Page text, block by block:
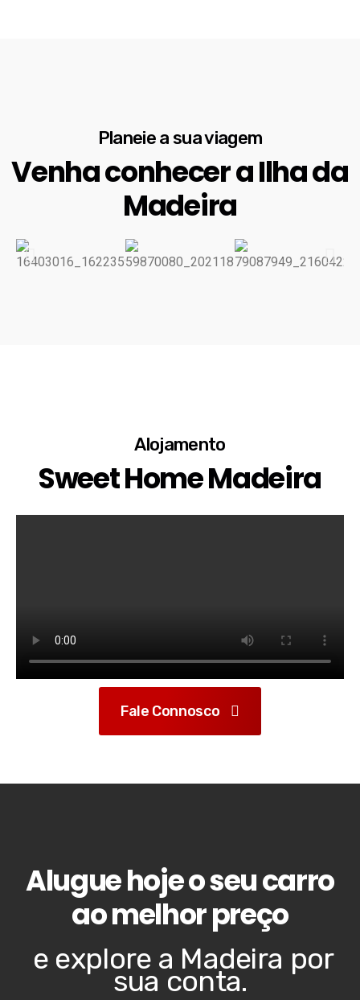
Planeie a sua viagem
Venha conhecer a Ilha da
Madeira
Alojamento
Sweet Home Madeira
Fale Connosco
Alugue hoje o seu carro
ao melhor preço
e explore a Madeira por
sua conta.